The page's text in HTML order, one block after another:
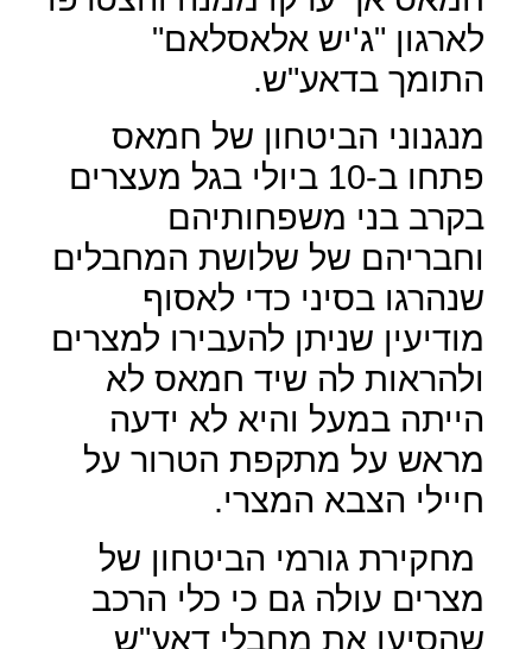
לארגון "ג'יש אלאסלאם"
התומך בדאע"ש.
מנגנוני הביטחון של חמאס
פתחו ב-10 ביולי בגל מעצרים
בקרב בני משפחותיהם
וחבריהם של שלושת המחבלים
שנהרגו בסיני כדי לאסוף
מודיעין שניתן להעבירו למצרים
ולהראות לה שיד חמאס לא
הייתה במעל והיא לא ידעה
מראש על מתקפת הטרור על
חיילי הצבא המצרי.
מחקירת גורמי הביטחון של
מצרים עולה גם כי כלי הרכב
שהסיעו את מחבלי דאע"ש